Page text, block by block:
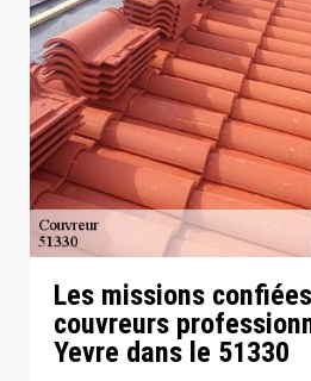
Les missions
couvreurs
Yevre dans le 51330